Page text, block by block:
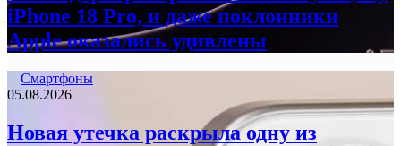
iPhone 18 Pro, и даже поклонники
Apple оказались удивлены
Смартфоны
05.08.2026
Новая утечка раскрыла одну из